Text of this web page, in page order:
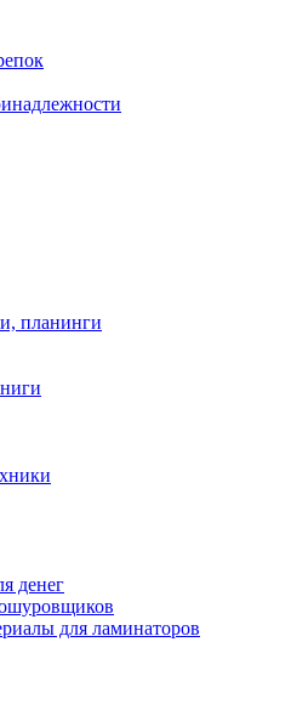
планинги
денег
для ламинаторов